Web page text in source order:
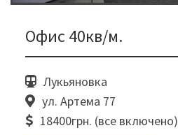
Офис 40кв/м.
Лукьяновка
ул. Артема 77
18400грн. (все включено)